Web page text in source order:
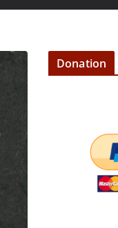
Donation